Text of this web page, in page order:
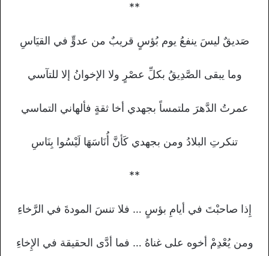
**
صَديقٌ ليسَ ينفعُ يوم بُؤسٍ قريبٌ من عدوٍّ في القيَاسِ
وما يبقى الصَّدِيقُ بكلِّ عصْرٍ ولا الإخوانُ إلا للتآسي
عمرتُ الدَّهرَ ملتمساً بجهدي أخا ثقةٍ فألهاني التماسي
تنكرتِ البلادُ ومن بجهدي كَأنَّ أُنَاسَهَا لَيْسُوا بِنَاسِ
**
إِذا صاحبْتَ في أيامِ بؤسٍ … فلا تنسَ المودةَ في الرَّخاءِ
ومن يُعْدِمْ أخوه على غناهُ … فما أدَّى الحقيقة في الإِخاءِ